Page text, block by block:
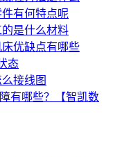
有何特点呢
是什么材料
优缺点有哪些
态
接线图
有哪些？【智凯数